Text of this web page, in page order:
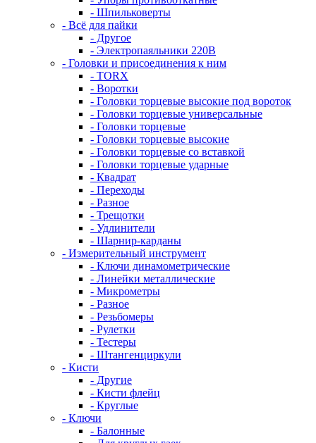
- Шпильковерты
- Всё для пайки
- Другое
- Электропаяльники 220В
- Головки и присоединения к ним
- TORX
- Воротки
- Головки торцевые высокие под вороток
- Головки торцевые универсальные
- Головки торцевые
- Головки торцевые высокие
- Головки торцевые со вставкой
- Головки торцевые ударные
- Квадрат
- Переходы
- Разное
- Трещотки
- Удлинители
- Шарнир-карданы
- Измерительный инструмент
- Ключи динамометрические
- Линейки металлические
- Микрометры
- Разное
- Резьбомеры
- Рулетки
- Тестеры
- Штангенциркули
- Кисти
- Другие
- Кисти флейц
- Круглые
- Ключи
- Балонные